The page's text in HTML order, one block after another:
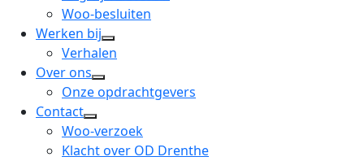
menu
Woo-besluiten
Werken bij
open
menu
Verhalen
Over ons
open
dropdown
menu
Onze opdrachtgevers
Contact
open
dropdown
Woo-verzoek
Klacht over OD Drenthe